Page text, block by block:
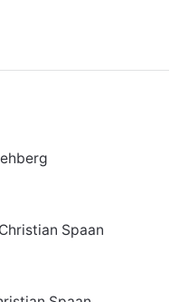
Spaan